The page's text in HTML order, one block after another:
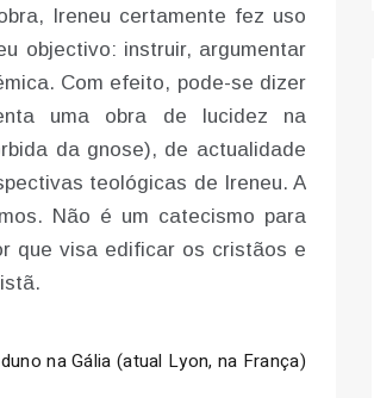
Ireneu certamente fez uso
objectivo: instruir, argumentar
Com efeito, pode-se dizer
uma obra de lucidez na
da gnose), de actualidade
teológicas de Ireneu. A
Não é um catecismo para
que visa edificar os cristãos e
na Gália (atual Lyon, na França)